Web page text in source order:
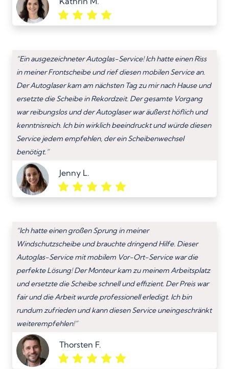
“Ein ausgezeichneter Autoglas-Service! Ich hatte einen Riss
in meiner Frontscheibe und rief diesen mobilen Service an.
Der Autoglaser kam am nächsten Tag zu mir nach Hause und
ersetzte die Scheibe in Rekordzeit. Der gesamte Vorgang
war reibungslos und der Autoglaser war äußerst höflich und
kenntnisreich. Ich bin wirklich beeindruckt und würde diesen
Service jedem empfehlen, der ein Scheibenwechsel
benötigt.”
Jenny L.
“Ich hatte einen großen Sprung in meiner
Windschutzscheibe und brauchte dringend Hilfe. Dieser
Autoglas-Service mit mobilem Vor-Ort-Service war die
perfekte Lösung! Der Monteur kam zu meinem Arbeitsplatz
und ersetzte die Scheibe schnell und effizient. Der Preis war
fair und die Arbeit wurde professionell erledigt. Ich bin
rundum zufrieden und kann diesen Service uneingeschränkt
weiterempfehlen!”
Thorsten F.